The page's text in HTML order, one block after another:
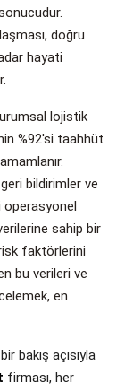
doğru
hayati
lojistik
%92'si taahhüt
bildirimler ve
operasyonel
sahip bir
faktörlerini
bu verileri ve
en
bakış açısıyla
firması, her